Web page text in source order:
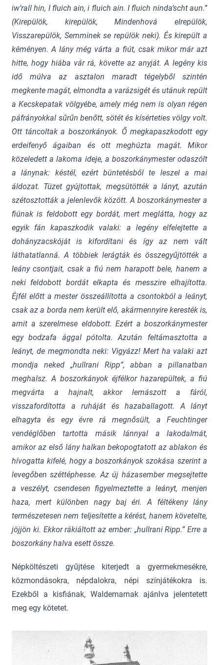
iw’rall hin, I fluich ain, i fluich ain. I fluich ninda’scht aun.”
(Kirepülök, kirepülök, Mindenhová elrepülök,
Visszarepülök, Semminek se repülök neki). És kirepült a
kéményen. A lány még várta a fiút, csak mikor már azt
hitte, hogy hiába vár rá, követte az anyját. A legény kis
idő múlva az asztalon maradt tégelyből szintén
megkente magát, elmondta a varázsigét és utánuk repült
a Kecskepatak völgyébe, amely még nem is olyan régen
páfrányokkal sűrűn benőtt, sötét és kísérteties völgy volt.
Ott táncoltak a boszorkányok. Ő megkapaszkodott egy
erdeifenyő ágaiban és ott meghúzta magát. Mikor
közeledett a lakoma ideje, a boszorkánymester odaszólt
a lánynak: késtél, ezért büntetésből te leszel a mai
áldozat. Tüzet gyújtottak, megsütötték a lányt, azután
szétosztották a jelenlevők között. A boszorkánymester a
fiúnak is feldobott egy bordát, mert meglátta, hogy az
egyik fán kapaszkodik valaki: a legény elfelejtette a
dohányzacskóját is kifordítani és így az nem vált
láthatatlanná. A többiek lerágták és összegyűjtötték a
leány csontjait, csak a fiú nem harapott bele, hanem a
neki feldobott bordát elkapta és messzire elhajította.
Éjfél előtt a mester összeállította a csontokból a leányt,
csak az a borda nem került elő, akármennyire keresték is,
amit a szerelmese eldobott. Ezért a boszorkánymester
egy bodzafa ággal pótolta. Azután feltámasztotta a
leányt, de megmondta neki: Vigyázz! Mert ha valaki azt
mondja neked „hullrani Ripp”, abban a pillanatban
meghalsz. A boszorkányok éjfélkor hazarepültek, a fiú
megvárta a hajnalt, akkor lemászott a fáról,
visszafordította a ruháját és hazaballagott. A lányt
elhagyta és egy évre rá megnősült, a Feuchtinger
vendéglőben tartotta másik lánnyal a lakodalmát,
amikor az első lány halkan bekopogtatott az ablakon és
hívogatta kifelé, hogy a boszorkányok szokása szerint a
levegőben széttéphesse. Az új házasember megsejtette
a veszélyt, csendesen figyelmeztette a leányt, menjen
haza, mert különben nagy baj éri. A féltékeny lány
természetesen nem teljesítette a kérést, hanem követelte,
jöjjön ki. Ekkor rákiáltott az ember: „hullrani Ripp.” Erre a
boszorkány halva esett össze.
Népköltészeti gyűjtése kiterjedt a gyermekmesékre,
közmondásokra, népdalokra, népi színjátékokra is.
Ezekből a kisfiának, Waldemarnak ajánlva jelentetett
meg egy kötetet.